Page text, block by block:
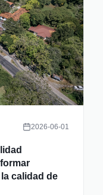
2026-06-01
calidad de